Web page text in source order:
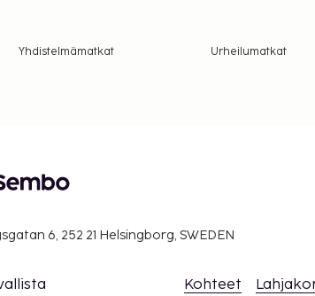
Yhdistelmämatkat Urheilumatkat
6, 252 21 Helsingborg, SWEDEN
Kohteet